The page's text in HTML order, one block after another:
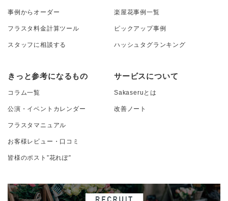
事例からオーダー
フラスタ料金計算ツール
スタッフに相談する
楽屋花事例一覧
ピックアップ事例
ハッシュタグランキング
きっと参考になるもの
コラム一覧
公演・イベントカレンダー
フラスタマニュアル
お客様レビュー・口コミ
皆様のポスト”花れぽ”
サービスについて
Sakaseruとは
改善ノート